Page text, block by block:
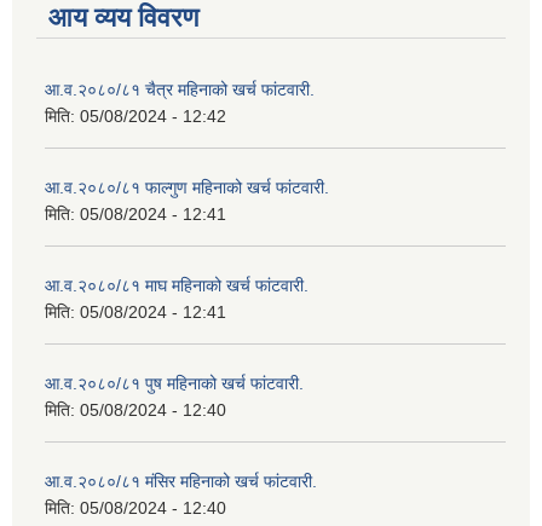
आय व्यय विवरण
आ.व.२०८०/८१ चैत्र महिनाको खर्च फांटवारी.
मिति: 05/08/2024 - 12:42
आ.व.२०८०/८१ फाल्गुण महिनाको खर्च फांटवारी.
मिति: 05/08/2024 - 12:41
आ.व.२०८०/८१ माघ महिनाको खर्च फांटवारी.
मिति: 05/08/2024 - 12:41
आ.व.२०८०/८१ पुष महिनाको खर्च फांटवारी.
मिति: 05/08/2024 - 12:40
आ.व.२०८०/८१ मंसिर महिनाको खर्च फांटवारी.
मिति: 05/08/2024 - 12:40